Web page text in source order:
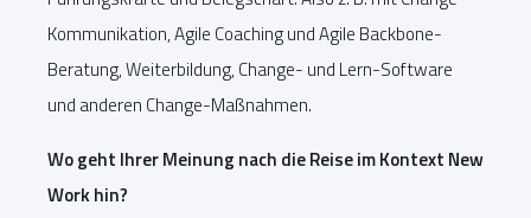
Kommunikation, Agile Coaching und Agile Backbone-
Beratung, Weiterbildung, Change- und Lern-Software
und anderen Change-Maßnahmen.
Wo geht Ihrer Meinung nach die Reise im Kontext New
Work hin?